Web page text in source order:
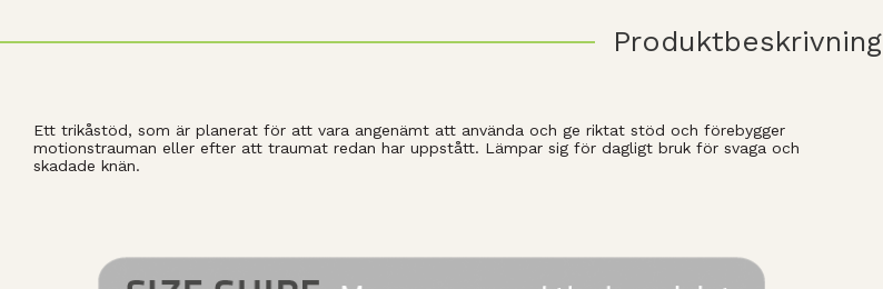
Produktbeskrivning
Ett trikåstöd, som är planerat för att vara angenämt att använda och ge riktat stöd och förebygger
motionstrauman eller efter att traumat redan har uppstått. Lämpar sig för dagligt bruk för svaga och
skadade knän.